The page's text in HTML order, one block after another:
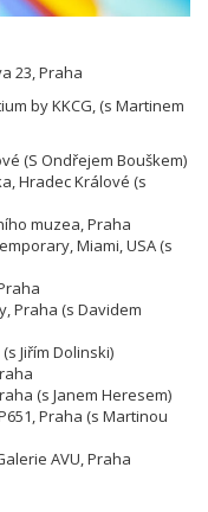
23, Praha
by KKCG, (s Martinem
(S Ondřejem Bouškem)
Hradec Králové (s
muzea, Praha
Miami, USA (s
Praha (s Davidem
Jiřím Dolinski)
(s Janem Heresem)
Praha (s Martinou
AVU, Praha